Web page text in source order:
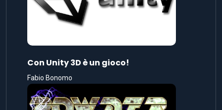
Con Unity 3D è un gioco!
Fabio Bonomo